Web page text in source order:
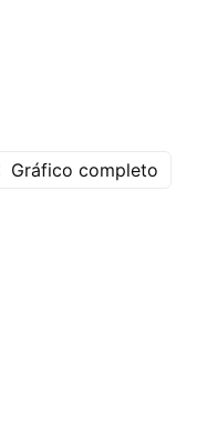
Gráfico completo